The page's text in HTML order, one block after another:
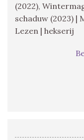
(2022),
schaduw (2023) |
Lezen | hekserij